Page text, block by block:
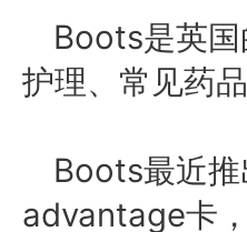
Boots是英
护理、常见药品
Boots最近
advantage卡